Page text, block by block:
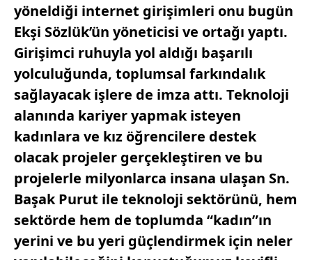
yöneldiği internet girişimleri onu bugün
Ekşi Sözlük’ün yöneticisi ve ortağı yaptı.
Girişimci ruhuyla yol aldığı başarılı
yolculuğunda, toplumsal farkındalık
sağlayacak işlere de imza attı. Teknoloji
alanında kariyer yapmak isteyen
kadınlara ve kız öğrencilere destek
olacak projeler gerçekleştiren ve bu
projelerle milyonlarca insana ulaşan Sn.
Başak Purut ile teknoloji sektörünü, hem
sektörde hem de toplumda “kadın”ın
yerini ve bu yeri güçlendirmek için neler